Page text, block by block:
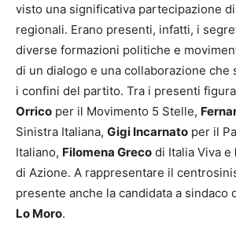
visto una significativa partecipazione
regionali. Erano presenti, infatti, i
diverse formazioni politiche e
di un dialogo e una collaborazione che
i confini del partito. Tra i presenti
Orrico per il Movimento 5 Stelle,
Sinistra Italiana, Gigi Incarnato per il
Italiano, Filomena Greco di Italia Viva e
di Azione. A rappresentare il
presente anche la candidata a sindaco
Lo Moro.